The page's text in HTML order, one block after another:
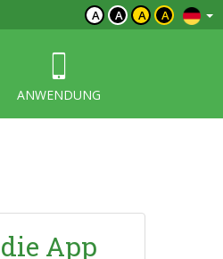
A A A A
ANWENDUNG
App